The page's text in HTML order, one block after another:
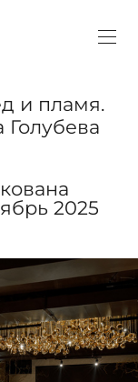
и пламя.
Голубева
2025